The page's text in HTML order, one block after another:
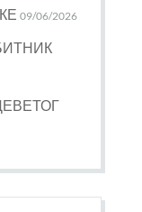
09/06/2026